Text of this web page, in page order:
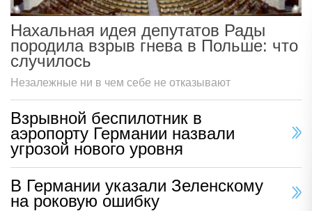
Нахальная идея депутатов Рады
породила взрыв гнева в Польше: что
случилось
Незалежные ни в чем себе не отказывают
Взрывной беспилотник в
аэропорту Германии назвали
угрозой нового уровня
В Германии указали Зеленскому
на роковую ошибку